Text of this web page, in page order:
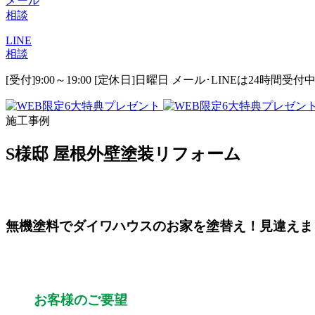
相談
LINE
相談
[受付]9:00～19:00 [定休日]日曜日 メール･LINEは24時間受付中
施工事例
S様邸 屋根外壁塗装リフォーム
無機塗料でダイワハウスのお家を塗替え！見違え
お客様のご要望